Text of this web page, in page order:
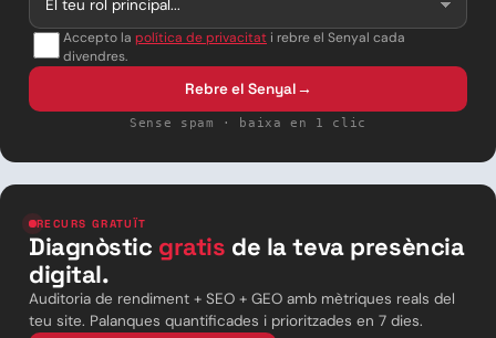
Accepto la política de privacitat i rebre el Senyal cada
divendres.
Rebre el Senyal→
Sense spam · baixa en 1 clic
RECURS GRATUÏT
Diagnòstic gratis de la teva presència
digital.
Auditoria de rendiment + SEO + GEO amb mètriques reals del
teu site. Palanques quantificades i prioritzades en 7 dies.